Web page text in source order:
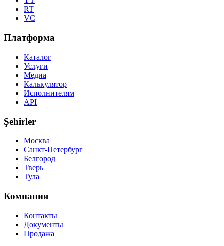
RT
VC
Платформа
Каталог
Услуги
Медиа
Калькулятор
Исполнителям
API
Şehirler
Москва
Санкт-Петербург
Белгород
Тверь
Тула
Компания
Контакты
Документы
Продажа